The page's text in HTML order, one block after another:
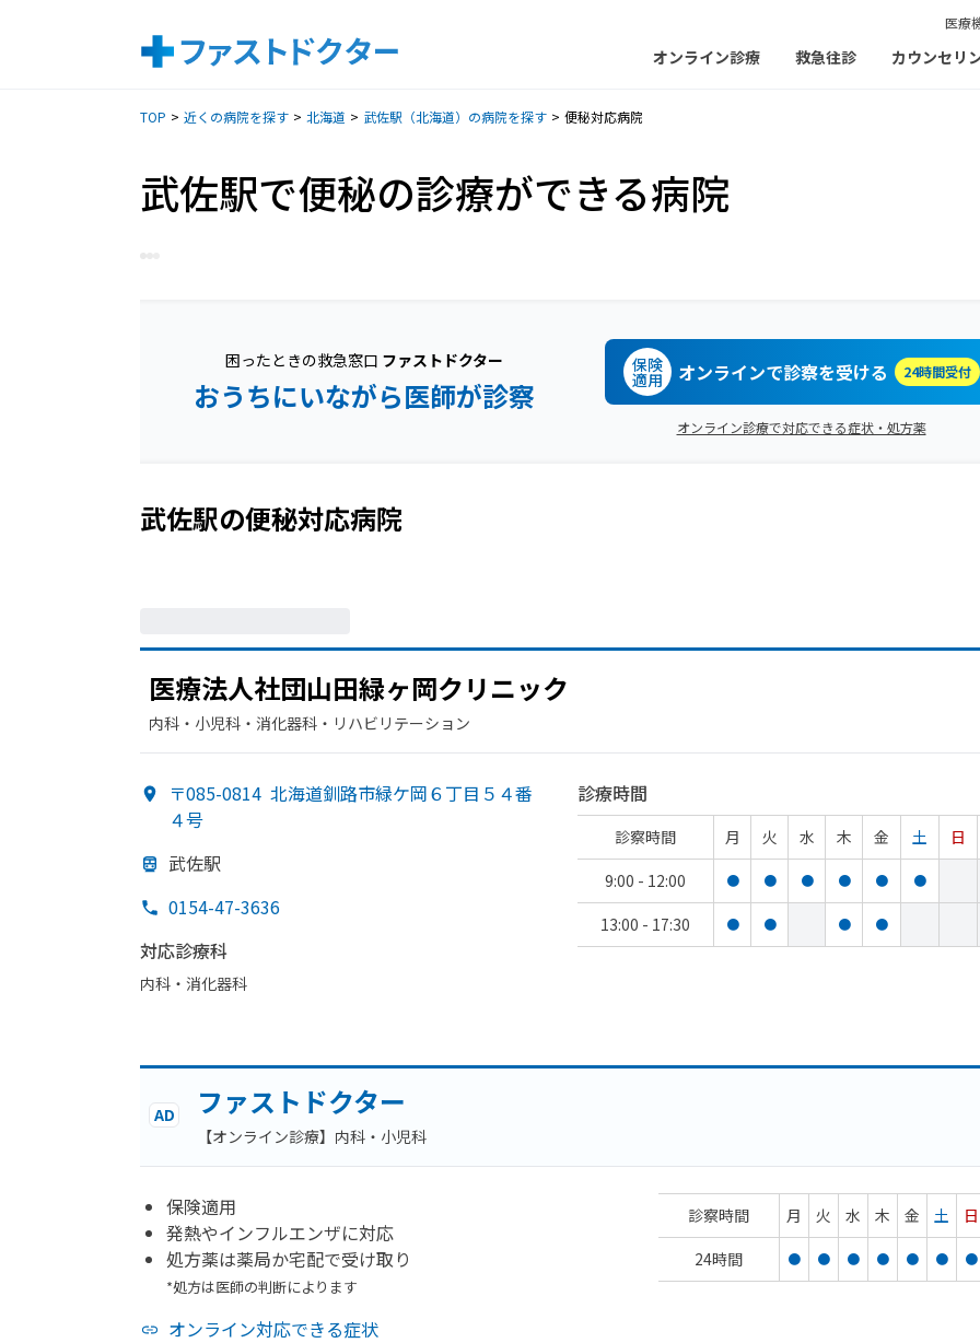
医療
オンライン診療 救急往診 カウンセリ
TOP 近くの病院を探す 北海道 武佐駅（北海道）の病院を探す 便秘対応病院
武佐駅で便秘の診療ができる病院
困ったときの救急窓口 ファストドクター
おうちにいながら医師が診察
保険
適用 オンラインで診察を受ける 24時間受付
オンライン診療で対応できる症状・処方薬
武佐駅の便秘対応病院
医療法人社団山田緑ヶ岡クリニック
内科・​小児科・​消化器科・​リハビリテーション
〒085-0814 北海道釧路市緑ケ岡６丁目５４番
４号
武佐駅
0154-47-3636
対応診療科
内科・​消化器科
診療時間
診察時間 月 火 水 木 金 土
日
9:00 - 12:00
● ● ● ● ● ●
13:00 - 17:30 ● ● ● ●
AD ファストドクター
【オンライン診療】内科・小児科
保険適用
発熱やインフルエンザに対応
処方薬は薬局か宅配で受け取り
*処方は医師の判断によります
オンライン対応できる症状
診察時間 月 火 水 木 金 土
日
24時間
● ● ● ● ● ● ●